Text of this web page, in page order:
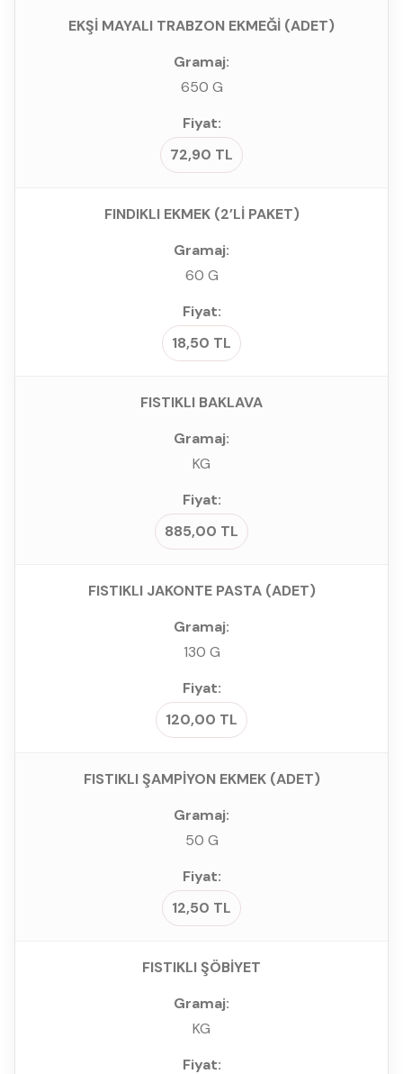
EKŞİ MAYALI TRABZON EKMEĞİ (ADET)
650 G
72,90 TL
FINDIKLI EKMEK (2’Lİ PAKET)
60 G
18,50 TL
FISTIKLI BAKLAVA
KG
885,00 TL
FISTIKLI JAKONTE PASTA (ADET)
130 G
120,00 TL
FISTIKLI ŞAMPİYON EKMEK (ADET)
50 G
12,50 TL
FISTIKLI ŞÖBİYET
KG